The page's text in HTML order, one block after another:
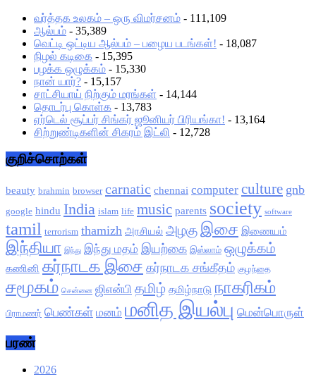
வர்த்தக உலகம் – ஒரு விமர்சனம் - 111,109
ஆல்பம் - 35,389
வெட்டி ஒட்டிய ஆல்பம் – பழைய படங்கள்! - 18,087
நிழல் கடிகை - 15,395
பழக்க ஒழுக்கம் - 15,330
நான் யார்? - 15,157
சாட்சியாய் நிற்கும் மரங்கள் - 14,144
தொடர்பு கொள்க - 13,783
ஏர்டெல் சூப்பர் சிங்கர் ஜூனியர் பிரியங்கா! - 13,164
சிற்றுண்டிகளின் சிகரம் இட்லி - 12,728
குறிச்சொற்கள்
beauty brahmin browser carnatic chennai computer culture gnb
google hindu India islam life music parents society software
tamil terrorism thamizh அரசியல் அழகு இசை இணையம்
இந்தியா இந்து இந்து மதம் இயற்கை இஸ்லாம் ஒழுக்கம்
கணினி கர்நாடக இசை கர்நாடக சங்கீதம் குழந்தை
சமூகம் சென்னை ஜிஎன்பி தமிழ் தமிழ்நாடு நாகரிகம்
பிராமணர் பெண்கள் மனம் மனித இயல்பு மென்பொருள்
பரண்
2026